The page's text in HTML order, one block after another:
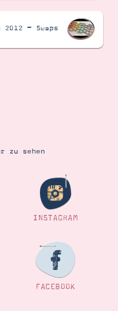
– Swaps
zu sehen
INSTAGRAM
FACEBOOK